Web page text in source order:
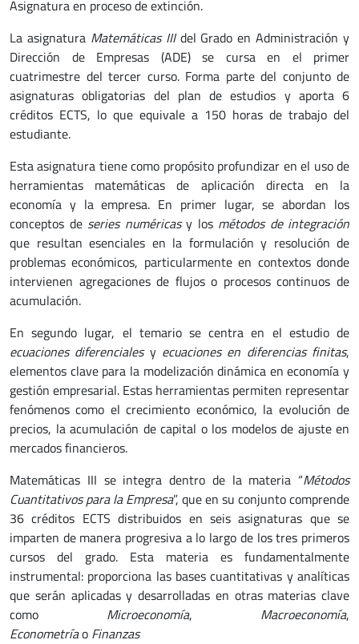
Asignatura en proceso de extinción.
La asignatura Matemáticas IIIdel Grado en Administración y
Dirección de Empresas (ADE) se cursa en el primer
cuatrimestre del tercer curso. Forma parte del conjunto de
asignaturas obligatorias del plan de estudios y aporta 6
créditos ECTS, lo que equivale a 150 horas de trabajo del
estudiante.
Esta asignatura tiene como propósito profundizar en el uso de
herramientas matemáticas de aplicación directa en la
economía y la empresa. En primer lugar, se abordan los
conceptos de series numéricasy los métodos de integración
que resultan esenciales en la formulación y resolución de
problemas económicos, particularmente en contextos donde
intervienen agregaciones de flujos o procesos continuos de
acumulación.
En segundo lugar, el temario se centra en el estudio de
ecuaciones diferencialesy ecuaciones en diferencias finitas,
elementos clave para la modelización dinámica en economía y
gestión empresarial. Estas herramientas permiten representar
fenómenos como el crecimiento económico, la evolución de
precios, la acumulación de capital o los modelos de ajuste en
mercados financieros.
Matemáticas III se integra dentro de la materia “Métodos
Cuantitativos para la Empresa”, que en su conjunto comprende
36 créditos ECTS distribuidos en seis asignaturas que se
imparten de manera progresiva a lo largo de los tres primeros
cursos del grado. Esta materia es fundamentalmente
instrumental: proporciona las bases cuantitativas y analíticas
que serán aplicadas y desarrolladas en otras materias clave
como Microeconomía, Macroeconomía,
Econometríao Finanzas